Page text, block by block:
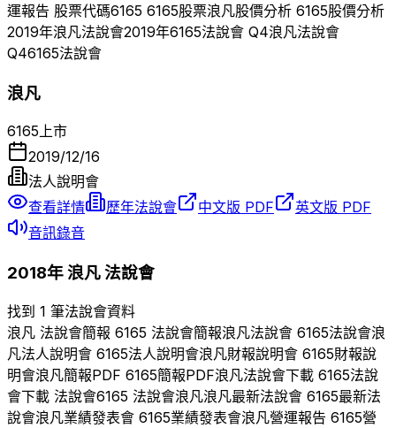
運報告 股票代碼6165 6165股票浪凡股價分析 6165股價分析
2019年浪凡法說會2019年6165法說會 Q4浪凡法說會
Q46165法說會
浪凡
6165上市
2019/12/16
法人說明會
查看詳情
歷年法說會 中文版 PDF
英文版 PDF
音訊錄音
2018年浪凡法說會
找到 1 筆法說會資料
浪凡 法說會簡報 6165 法說會簡報浪凡法說會 6165法說會浪
凡法人說明會 6165法人說明會浪凡財報說明會 6165財報說
明會浪凡簡報PDF 6165簡報PDF浪凡法說會下載 6165法說
會下載 法說會6165 法說會浪凡浪凡最新法說會 6165最新法
說會浪凡業績發表會 6165業績發表會浪凡營運報告 6165營